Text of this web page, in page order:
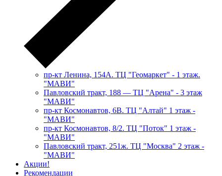
пр-кт Ленина, 154А. ТЦ "Геомаркет" - 1 этаж.
"МАВИ"
​Павловский тракт, 188 — ТЦ "Арена" - 3 этаж
"МАВИ"
пр-кт Космонавтов, 6В. ТЦ "Алтай" 1 этаж -
"МАВИ"
пр-кт Космонавтов, 8/2. ТЦ "Поток" 1 этаж -
"МАВИ"
Павловский тракт, 251ж. ТЦ "Москва" 2 этаж -
"МАВИ"
Акции!
Рекомендации